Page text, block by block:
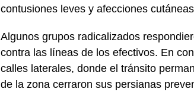
contusiones leves y afecciones
Algunos grupos radicalizados
contra las líneas de los efectivos. En
calles laterales, donde el tránsito
de la zona cerraron sus persianas